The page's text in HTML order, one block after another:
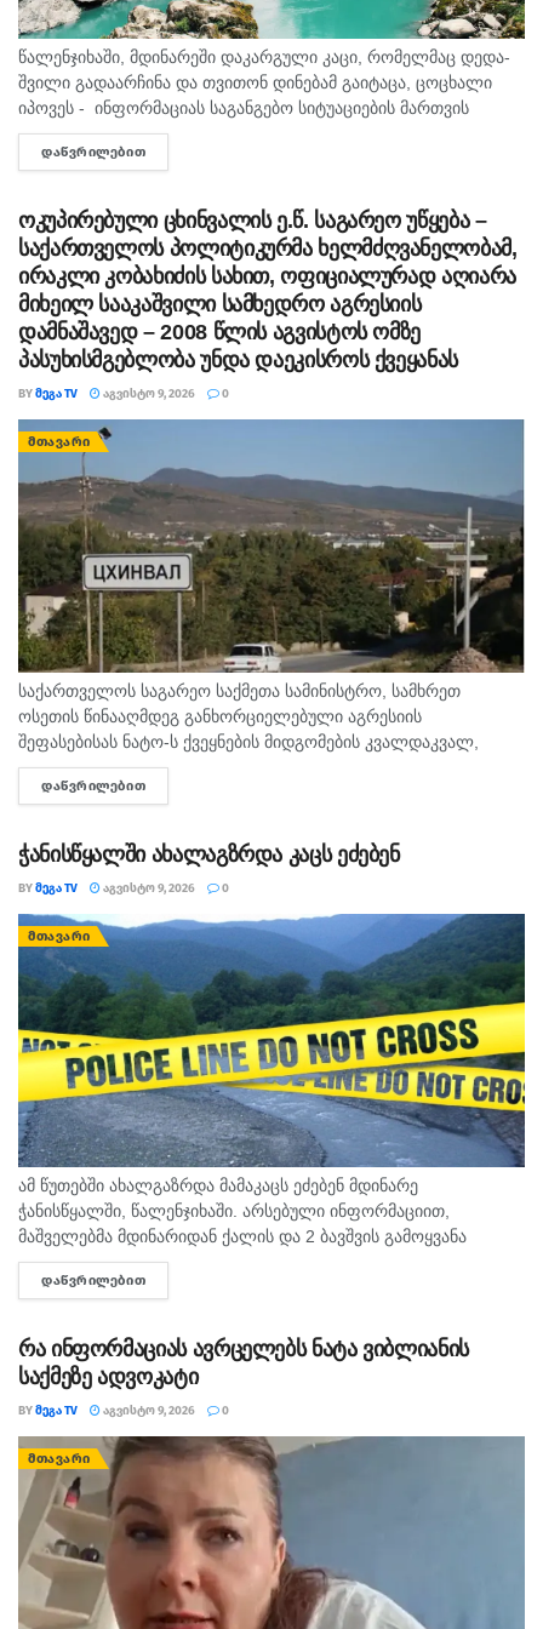
წალენჯიხაში, მდინარეში დაკარგული კაცი, რომელმაც დედა-
შვილი გადაარჩინა და თვითონ დინებამ გაიტაცა, ცოცხალი
იპოვეს - ინფორმაციას საგანგებო სიტუაციების მართვის
სამსახური ადასტურებს. მის სიცოცხლეს საფრთხე არ ემუქრება.
შემთხვევა წალენჯიხის მუნიციპალიტეტის სოფელ სქურში...
ᲓᲐᲬᲕᲠᲘᲚᲔᲑᲘᲗ
ოკუპირებული ცხინვალის ე.წ. საგარეო უწყება –
საქართველოს პოლიტიკურმა ხელმძღვანელობამ,
ირაკლი კობახიძის სახით, ოფიციალურად აღიარა
მიხეილ სააკაშვილი სამხედრო აგრესიის
დამნაშავედ – 2008 წლის აგვისტოს ომზე
პასუხისმგებლობა უნდა დაეკისროს ქვეყანას
BYᲛᲔᲒᲐ TV ᲐᲒᲕᲘᲡᲢᲝ 9, 2026 0
ᲛᲗᲐᲕᲐᲠᲘ
საქართველოს საგარეო საქმეთა სამინისტრო, სამხრეთ
ოსეთის წინააღმდეგ განხორციელებული აგრესიის
შეფასებისას ნატო-ს ქვეყნების მიდგომების კვალდაკვალ,
საკუთარი ხალხის და საერთაშორისო საზოგადოების
შეცდომაში შეყვანას აგრძელებს, - ამის შესახებ აღნიშნულია
ᲓᲐᲬᲕᲠᲘᲚᲔᲑᲘᲗ
ჭანისწყალში ახალაგზრდა კაცს ეძებენ
BYᲛᲔᲒᲐ TV ᲐᲒᲕᲘᲡᲢᲝ 9, 2026 0
ᲛᲗᲐᲕᲐᲠᲘ
ამ წუთებში ახალგაზრდა მამაკაცს ეძებენ მდინარე
ჭანისწყალში, წალენჯიხაში. არსებული ინფორმაციით,
მაშველებმა მდინარიდან ქალის და 2 ბავშვის გამოყვანა
შეძლეს, ხოლო მოულოდნელად ადიდებულმა და სისწრაფით
მოვარდნილმა მდინარემ ახალგაზრდა მამაკაცი გაიტაცა.
ᲓᲐᲬᲕᲠᲘᲚᲔᲑᲘᲗ
რა ინფორმაციას ავრცელებს ნატა ვიბლიანის
საქმეზე ადვოკატი
BYᲛᲔᲒᲐ TV ᲐᲒᲕᲘᲡᲢᲝ 9, 2026 0
ᲛᲗᲐᲕᲐᲠᲘ